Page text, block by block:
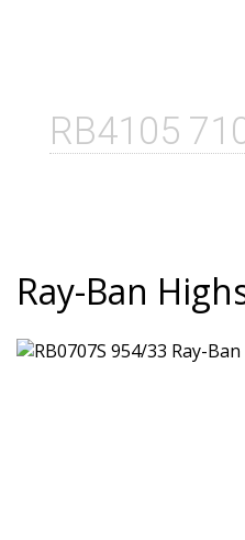
RB4105
Ray-Ban